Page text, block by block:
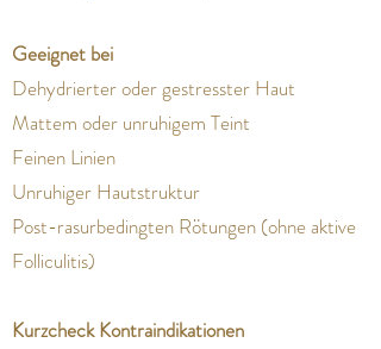
Geeignet bei
Dehydrierter oder gestresster Haut
Mattem oder unruhigem Teint
Feinen Linien
Unruhiger Hautstruktur
Post-rasurbedingten Rötungen (ohne aktive
Folliculitis)
Kurzcheck Kontraindikationen